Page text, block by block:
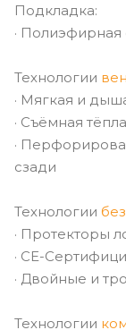
Подкладка:
· Полиэфирная
Технологии
· Мягкая и
· Съёмная
·
сзади
Технологии
· Протекторы
· CE-
· Двойные и
Технологии